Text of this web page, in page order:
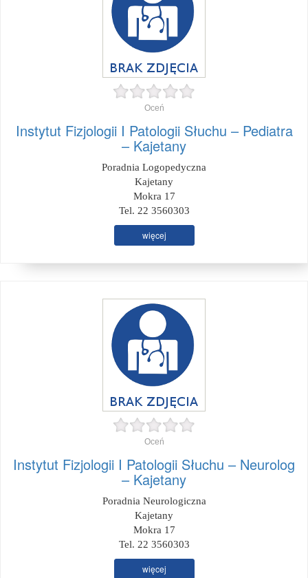
Oceń
Instytut Fizjologii I Patologii Słuchu – Pediatra
– Kajetany
Poradnia Logopedyczna
Kajetany
Mokra 17
Tel. 22 3560303
więcej
Oceń
Instytut Fizjologii I Patologii Słuchu – Neurolog
– Kajetany
Poradnia Neurologiczna
Kajetany
Mokra 17
Tel. 22 3560303
więcej